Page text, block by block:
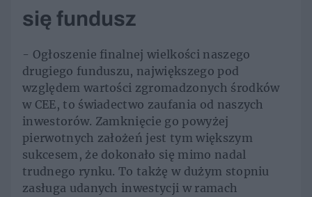
się fundusz
- Ogłoszenie finalnej wielkości naszego
drugiego funduszu, największego pod
względem wartości zgromadzonych środków
w CEE, to świadectwo zaufania od naszych
inwestorów. Zamknięcie go powyżej
pierwotnych założeń jest tym większym
sukcesem, że dokonało się mimo nadal
trudnego rynku. To takżę w dużym stopniu
zasługa udanych inwestycji w ramach